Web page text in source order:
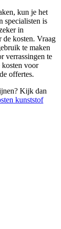
kun je het
specialisten is
in
de kosten. Vraag
te maken
verrassingen te
voor
offertes.
Kijk dan
kunststof